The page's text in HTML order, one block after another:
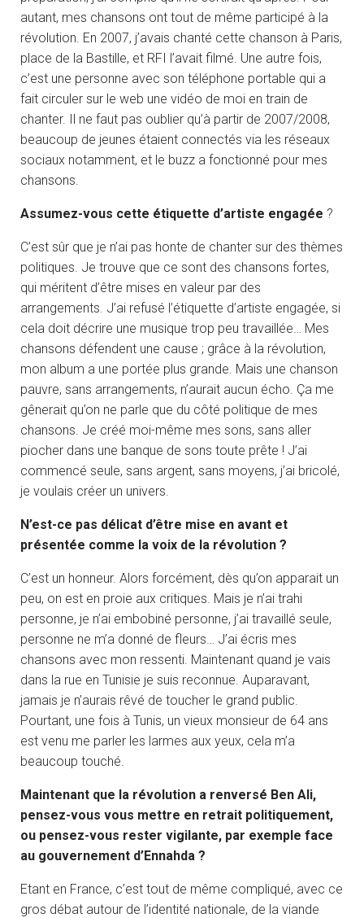
autant, mes chansons ont tout de même participé à la
révolution. En 2007, j’avais chanté cette chanson à Paris,
place de la Bastille, et RFI l’avait filmé. Une autre fois,
c’est une personne avec son téléphone portable qui a
fait circuler sur le web une vidéo de moi en train de
chanter. Il ne faut pas oublier qu’à partir de 2007/2008,
beaucoup de jeunes étaient connectés via les réseaux
sociaux notamment, et le buzz a fonctionné pour mes
chansons.
Assumez-vous cette étiquette d’artiste engagée ?
C’est sûr que je n’ai pas honte de chanter sur des thèmes
politiques. Je trouve que ce sont des chansons fortes,
qui méritent d’être mises en valeur par des
arrangements. J’ai refusé l’étiquette d’artiste engagée, si
cela doit décrire une musique trop peu travaillée… Mes
chansons défendent une cause ; grâce à la révolution,
mon album a une portée plus grande. Mais une chanson
pauvre, sans arrangements, n’aurait aucun écho. Ça me
gênerait qu’on ne parle que du côté politique de mes
chansons. Je créé moi-même mes sons, sans aller
piocher dans une banque de sons toute prête ! J’ai
commencé seule, sans argent, sans moyens, j’ai bricolé,
je voulais créer un univers.
N’est-ce pas délicat d’être mise en avant et
présentée comme la voix de la révolution ?
C’est un honneur. Alors forcément, dès qu’on apparait un
peu, on est en proie aux critiques. Mais je n’ai trahi
personne, je n’ai embobiné personne, j’ai travaillé seule,
personne ne m’a donné de fleurs… J’ai écris mes
chansons avec mon ressenti. Maintenant quand je vais
dans la rue en Tunisie je suis reconnue. Auparavant,
jamais je n’aurais rêvé de toucher le grand public.
Pourtant, une fois à Tunis, un vieux monsieur de 64 ans
est venu me parler les larmes aux yeux, cela m’a
beaucoup touché.
Maintenant que la révolution a renversé Ben Ali,
pensez-vous vous mettre en retrait politiquement,
ou pensez-vous rester vigilante, par exemple face
au gouvernement d’Ennahda ?
Etant en France, c’est tout de même compliqué, avec ce
gros débat autour de l’identité nationale, de la viande